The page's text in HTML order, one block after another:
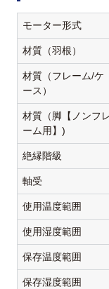
モーター形式
材質（羽根）
材質（フレーム/ケ
ース）
材質（脚【ノンフ
ーム用】)
絶縁階級
軸受
使用温度範囲
使用湿度範囲
保存温度範囲
保存湿度範囲